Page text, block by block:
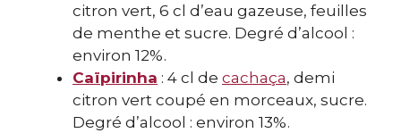
citron vert, 6 cl d’eau gazeuse, feuilles
de menthe et sucre. Degré d’alcool :
environ 12%.
Caïpirinha : 4 cl de cachaça, demi
citron vert coupé en morceaux, sucre.
Degré d’alcool : environ 13%.